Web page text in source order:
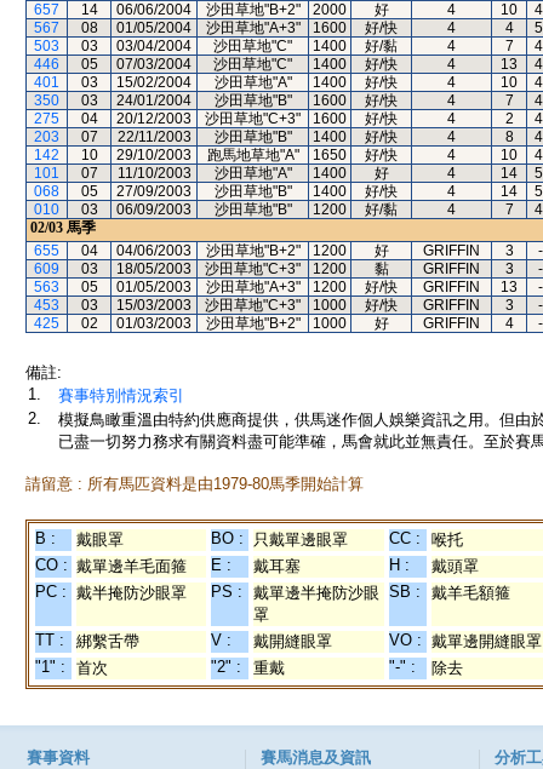
657
14 06/06/2004 沙田草地"B+2" 2000 好 4 10
567
08 01/05/2004 沙田草地"A+3" 1600 好/快 4 4
503
03 03/04/2004 沙田草地"C" 1400 好/黏 4 7
446
05 07/03/2004 沙田草地"C" 1400 好/快 4 13
401
03 15/02/2004 沙田草地"A" 1400 好/快 4 10
350
03 24/01/2004 沙田草地"B" 1600 好/快 4 7
275
04 20/12/2003 沙田草地"C+3" 1600 好/快 4 2
203
07 22/11/2003 沙田草地"B" 1400 好/快 4 8
142
10 29/10/2003 跑馬地草地"A" 1650 好/快 4 10
101
07 11/10/2003 沙田草地"A" 1400 好 4 14
068
05 27/09/2003 沙田草地"B" 1400 好/快 4 14
010
03 06/09/2003 沙田草地"B" 1200 好/黏 4 7
02/03 馬季
655
04 04/06/2003 沙田草地"B+2" 1200 好 GRIFFIN 3
609
03 18/05/2003 沙田草地"C+3" 1200 黏 GRIFFIN 3
563
05 01/05/2003 沙田草地"A+3" 1200 好/快 GRIFFIN 13
453
03 15/03/2003 沙田草地"C+3" 1000 好/快 GRIFFIN 3
425
02 01/03/2003 沙田草地"B+2" 1000 好 GRIFFIN 4
備註:
1.
賽事特別情況索引
2.
模擬鳥瞰重溫由特約供應商提供，供馬迷作個人娛樂資訊之用。但
已盡一切努力務求有關資料盡可能準確，馬會就此並無責任。至於賽
請留意 : 所有馬匹資料是由1979-80馬季開始計算
B : 戴眼罩 BO : 只戴單邊眼罩 CC :
喉托
CO : 戴單邊羊毛面箍 E : 戴耳塞 H :
戴頭罩
PC : 戴半掩防沙眼罩 PS :
戴單邊半掩防沙眼
罩
SB : 戴羊毛額箍
TT : 綁繫舌帶 V : 戴開縫眼罩 VO : 戴單邊開縫眼罩
"1" :
首次 "2" : 重戴 "-" : 除去
賽事資料 賽馬消息及資訊 分析